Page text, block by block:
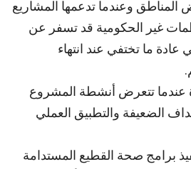
المناطق وعندما تدعمها المشاريع
غير الحكومية قد تسفر عن
عادة ما تختفي عند انتهاء
عندما تتعرض أنشطة المشروع
الضعيفة والتطبيق العملي
برامج صحة القطيع المستدامة